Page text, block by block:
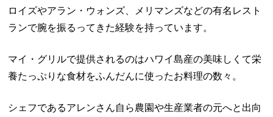
ロイズやアラン・ウォンズ、メリマンズなどの有名レスト
ランで腕を振るってきた経験を持っています。
マイ・グリルで提供されるのはハワイ島産の美味しくて栄
養たっぷりな食材をふんだんに使ったお料理の数々。
シェフであるアレンさん自ら農園や生産業者の元へと出向